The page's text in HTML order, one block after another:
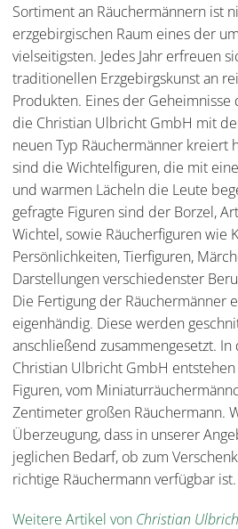
Sortiment an Räuchermännern ist
erzgebirgischen Raum eines der
vielseitigsten. Jedes Jahr erfreuen
traditionellen Erzgebirgskunst an
Produkten. Eines der Geheimnisse
die Christian Ulbricht GmbH mit
neuen Typ Räuchermänner kreiert
sind die Wichtelfiguren, die mit
und warmen Lächeln die Leute
gefragte Figuren sind der Borzel,
Wichtel, sowie Räucherfiguren wie
Persönlichkeiten, Tierfiguren,
Darstellungen verschiedenster
Die Fertigung der Räuchermänner
eigenhändig. Diese werden
anschließend zusammengesetzt.
Christian Ulbricht GmbH
Figuren, vom
Zentimeter großen Räuchermann.
Überzeugung, dass in unserer
jeglichen Bedarf, ob zum
richtige Räuchermann verfügbar ist.
Weitere Artikel von Christian